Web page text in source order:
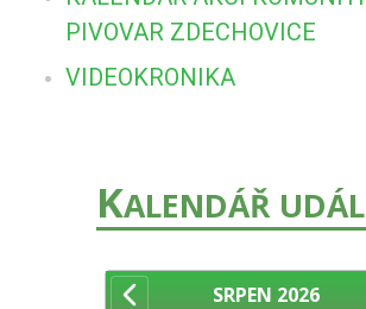
PIVOVAR ZDECHOVICE
VIDEOKRONIKA
KALENDÁŘ
SRPEN 2026